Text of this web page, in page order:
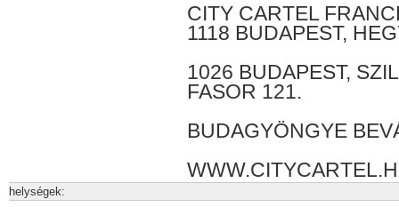
CITY CARTEL
1118 BUDAPEST,
1026 BUDAPEST,
FASOR 121.
BUDAGYÖNGYE
helységek: